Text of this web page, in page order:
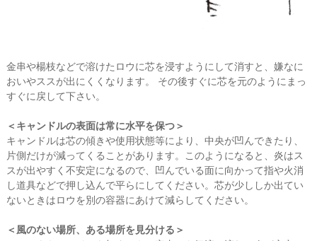
金串や楊枝などで溶けたロウに芯を浸すようにして消すと、嫌なに
おいやススが出にくくなります。 その後すぐに芯を元のようにまっ
すぐに戻して下さい。
＜キャンドルの表面は常に水平を保つ＞
キャンドルは芯の傾きや使用状態等により、中央が凹んできたり、
片側だけが減ってくることがあります。このようになると、炎はス
スが出やすく不安定になるので、凹んでいる面に向かって指や火消
し道具などで押し込んで平らにしてください。芯が少ししか出てい
ないときはロウを別の容器にあけて減らしてください。
＜風のない場所、ある場所を見分ける＞